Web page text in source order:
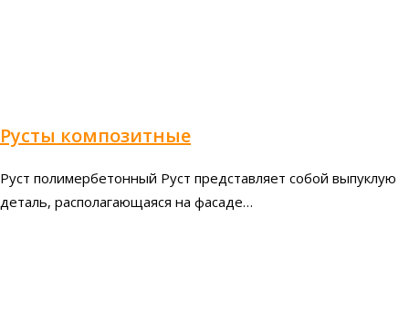
Русты композитные
Руст полимербетонный Руст представляет собой выпуклую
деталь, располагающаяся на фасаде…